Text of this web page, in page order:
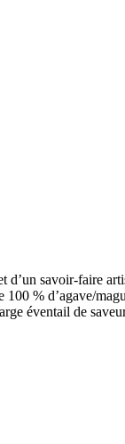
d’un savoir-
% d’agave/
éventail de